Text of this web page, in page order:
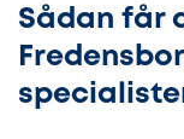
Sådan får